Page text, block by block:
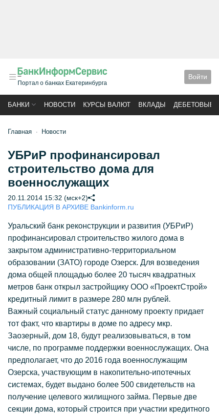
Портал о банках Екатеринбурга
Войти
БАНКИ НОВОСТИ КУРСЫ ВАЛЮТ ВКЛАДЫ ДЕБЕТОВЫЕ
Главная Новости
УБРиР профинансировал
строительство дома для
военнослужащих
20.11.2014 15:32 (мск+2)
ПУБЛИКАЦИЯ В АРХИВЕ Bankinform.ru
Уральский банк реконструкции и развития (УБРиР)
профинансировал строительство жилого дома в
закрытом административно-территориальном
образовании (ЗАТО) городе Озерск. Для возведения
дома общей площадью более 20 тысяч квадратных
метров банк открыл застройщику ООО «ПроектСтрой»
кредитный лимит в размере 280 млн рублей.
Важный социальный статус данному проекту придает
тот факт, что квартиры в доме по адресу мкр.
Заозерный, дом 18, будут реализовываться, в том
числе, по программе поддержки военнослужащих. Она
предполагает, что до 2016 года военнослужащим
Озерска, участвующим в накопительно-ипотечных
системах, будет выдано более 500 свидетельств на
получение целевого жилищного займа. Первые две
секции дома, который строится при участии кредитного